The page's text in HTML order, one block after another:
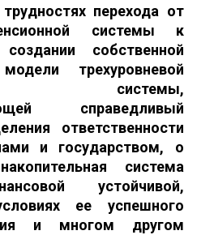
перехода от
системы к
создании собственной
трехуровневой
системы,
справедливый
ответственности
и государством, о
система
устойчивой,
ее успешного
и многом другом